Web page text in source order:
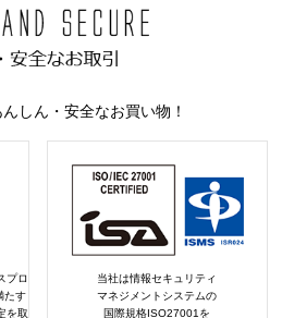
しん・安全なお買い物！
プロ
たす
を取
当社は情報セキュリティ
マネジメントシステムの
国際規格ISO27001を